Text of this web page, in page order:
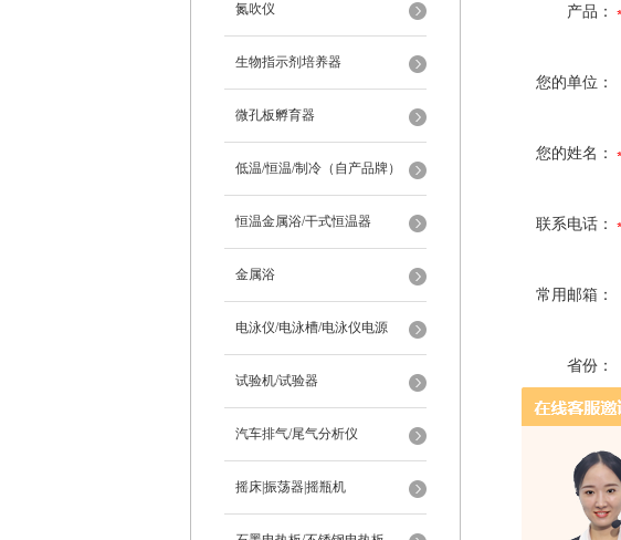
氮吹仪
生物指示剂培养器
微孔板孵育器
低温/恒温/制冷（自产品牌）
恒温金属浴/干式恒温器
金属浴
电泳仪/电泳槽/电泳仪电源
试验机/试验器
汽车排气/尾气分析仪
摇床|振荡器|摇瓶机
产品：
您的单位：
您的姓名：
联系电话：
常用邮箱：
省份：
补充说明：